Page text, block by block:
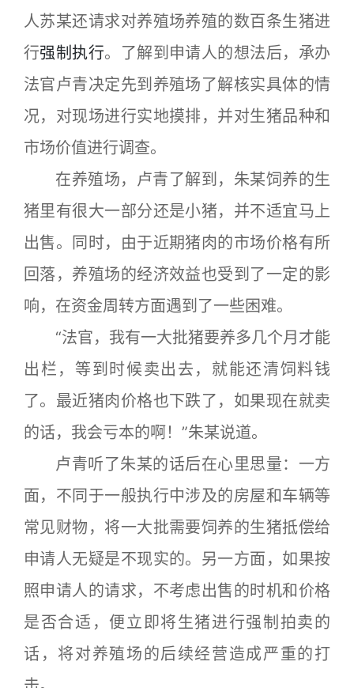
人苏某还请求对养殖场养殖的数百条生猪进
行强制执行。了解到申请人的想法后，承办
法官卢青决定先到养殖场了解核实具体的情
况，对现场进行实地摸排，并对生猪品种和
市场价值进行调查。
在养殖场，卢青了解到，朱某饲养的生
猪里有很大一部分还是小猪，并不适宜马上
出售。同时，由于近期猪肉的市场价格有所
回落，养殖场的经济效益也受到了一定的影
响，在资金周转方面遇到了一些困难。
“法官，我有一大批猪要养多几个月才能
出栏，等到时候卖出去，就能还清饲料钱
了。最近猪肉价格也下跌了，如果现在就卖
的话，我会亏本的啊！”朱某说道。
卢青听了朱某的话后在心里思量：一方
面，不同于一般执行中涉及的房屋和车辆等
常见财物，将一大批需要饲养的生猪抵偿给
申请人无疑是不现实的。另一方面，如果按
照申请人的请求，不考虑出售的时机和价格
是否合适，便立即将生猪进行强制拍卖的
话，将对养殖场的后续经营造成严重的打